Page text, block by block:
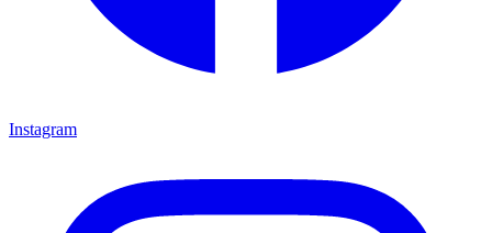
Instagram